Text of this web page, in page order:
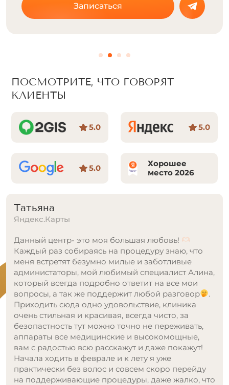
Записаться
ПОСМОТРИТЕ, ЧТО ГОВОРЯТ
КЛИЕНТЫ
5.0 5.0
5.0
Хорошее
место 2026
Аня С.
Яндекс.Карты
Я просто в восторге от клиники Nagollo! Это не
просто место для эпиляции, а настоящий клад
красоты и комфорта. Интерьер очень красивый и
приятный, чувствуется, что здесь заботятся о
каждом клиенте. Мастера беспокоятся о твоем
удобстве и делают все возможное, чтобы
процедура прошла максимально комфортно.
Моя любовь это Евгения! Она просто
волшебница, настоящий профессионал своего
дела. Всегда внимательно выслушает, ответит на
любые вопросы и сделает процедуру
максимально безболезненной. Записавшись
сюда, ни разу не пожалела. Nagollo - это любовь с
первого посещения!